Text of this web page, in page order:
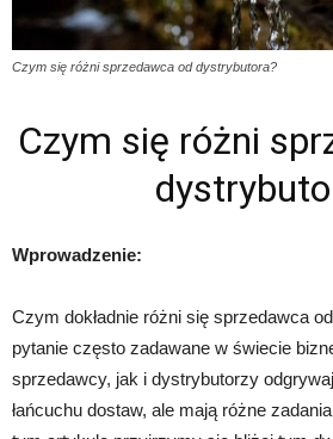
Czym się różni sprzedawca od dystrybutora?
Czym się różni
Wprowadzenie:
Czym dokładnie różni się sprzedawca
pytanie często zadawane w świecie
sprzedawcy, jak i dystrybutorzy
łańcuchu dostaw, ale mają różne